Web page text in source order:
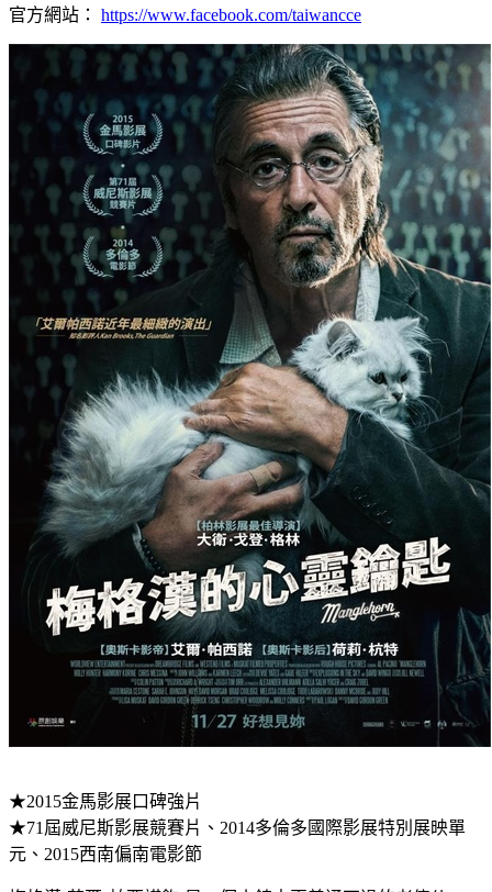
官方網站： https://www.facebook.com/taiwancce
★2015金馬影展口碑強片
★71屆威尼斯影展競賽片、2014多倫多國際影展特別展映單
元、2015西南偏南電影節